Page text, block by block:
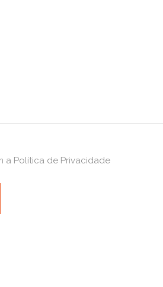
a Política de Privacidade